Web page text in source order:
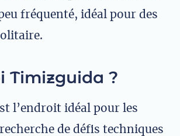
fréquenté, idéal pour des
Timizguida ?
l’endroit idéal pour les
de défis techniques